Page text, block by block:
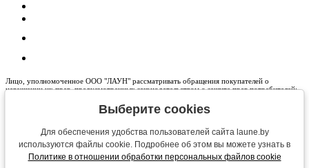
Лицо, уполномоченное ООО "ЛАУН" рассматривать обращения покупателей о
нарушении их прав, предусмотренных законодательством о защите прав потребителей:
Управление торговли и услуг Гродненского горисполкома (для обращений покупателей):
Общество с ограниченной ответственностью «ЛАУН» (сокращенное наименование ООО
"ЛАУН") Зарегистрировано решением Гродненского городского исполнительного
комитета, дата государственной регистрации: 25.04.2016г., регистрационный номер в
Едином государственном регистре юридических лиц и индивидуальных
Выберите cookies
Для обеспечения удобства пользователей сайта laune.by
используются файлы cookie. Подробнее об этом вы можете узнать в
Политике в отношении обработки персональных файлов cookie